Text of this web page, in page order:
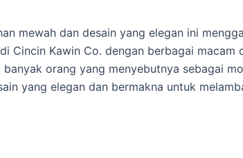
mewah dan desain yang elegan ini
Cincin Kawin Co. dengan berbagai
orang yang menyebutnya sebagai
yang elegan dan bermakna untuk